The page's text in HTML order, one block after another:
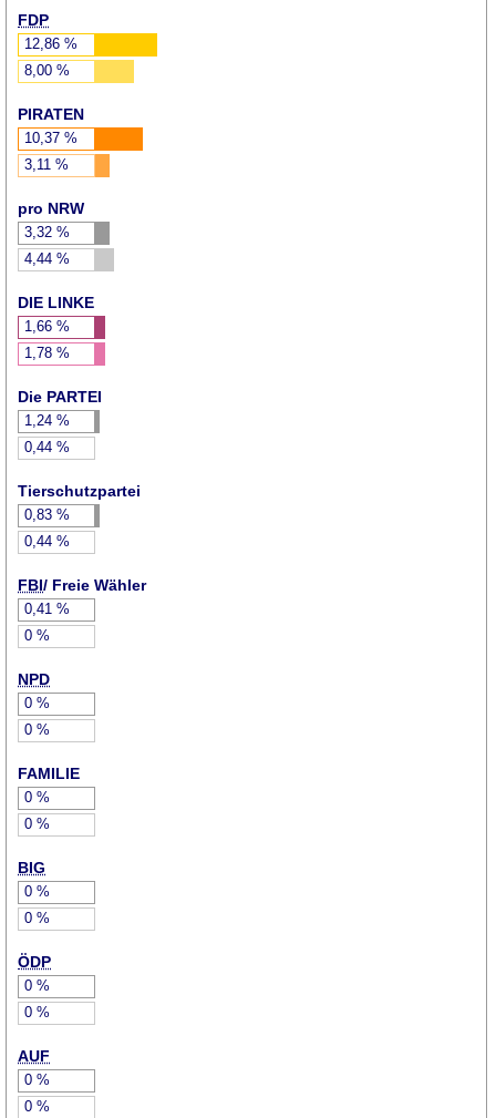
FDP
12,86 %
8,00 %
PIRATEN
10,37 %
3,11 %
pro NRW
3,32 %
4,44 %
DIE LINKE
1,66 %
1,78 %
Die PARTEI
1,24 %
0,44 %
Tierschutzpartei
0,83 %
0,44 %
FBI/ Freie Wähler
0,41 %
0 %
NPD
0 %
0 %
FAMILIE
0 %
0 %
BIG
0 %
0 %
ÖDP
0 %
0 %
AUF
0 %
0 %